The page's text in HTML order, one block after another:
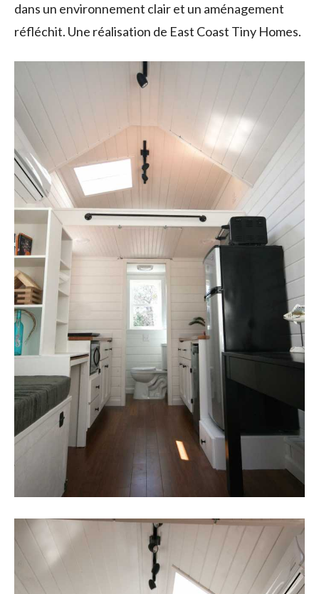
dans un environnement clair et un aménagement
réfléchit. Une réalisation de East Coast Tiny Homes.